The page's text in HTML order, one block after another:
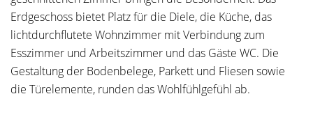
Erdgeschoss bietet Platz für die Diele, die Küche, das
lichtdurchflutete Wohnzimmer mit Verbindung zum
Esszimmer und Arbeitszimmer und das Gäste WC. Die
Gestaltung der Bodenbelege, Parkett und Fliesen sowie
die Türelemente, runden das Wohlfühlgefühl ab.